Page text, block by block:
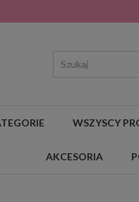
WSZYSCY
AKCESORIA